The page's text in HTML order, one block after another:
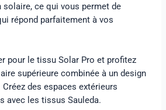
ce qui vous permet de
répond parfaitement à vos
pour le tissu Solar Pro et profitez
supérieure combinée à un design
des espaces extérieurs
avec les tissus Sauleda.